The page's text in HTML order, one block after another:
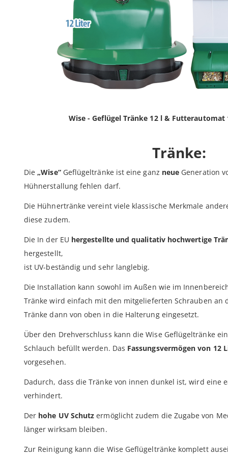
Wise - Geflügel Tränke 12 l & Futterautomat
Tränke:
Die„Wise“Geflügeltränke ist eine ganz neue Generation
Hühnerstallung fehlen darf.
Die Hühnertränke vereint viele klassische Merkmale
diese zudem.
Die In der EU hergestellte und qualitativ hochwertige
hergestellt,
ist UV-beständig und sehr langlebig.
Die Installation kann sowohl im Außen wie im
Tränke wird einfach mit den mitgelieferten Schrauben an
Tränke dann von oben in die Halterung eingesetzt.
Über den Drehverschluss kann die Wise Geflügeltränke
Schlauch befüllt werden. Das Fassungsvermögen von 12
vorgesehen.
Dadurch, dass die Tränke von innen dunkel ist, wird eine
verhindert.
Der hohe UV Schutz ermöglicht zudem die Zugabe von
länger wirksam bleiben.
Zur Reinigung kann die Wise Geflügeltränke komplett